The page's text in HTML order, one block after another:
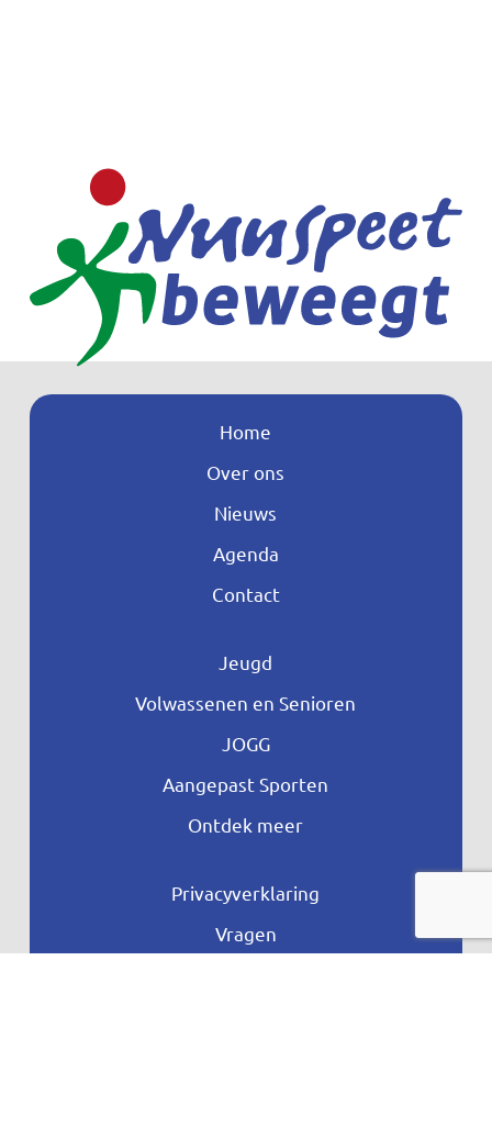
Home
Over ons
Nieuws
Agenda
Contact
Jeugd
Volwassenen en Senioren
JOGG
Aangepast Sporten
Ontdek meer
Privacyverklaring
Vragen